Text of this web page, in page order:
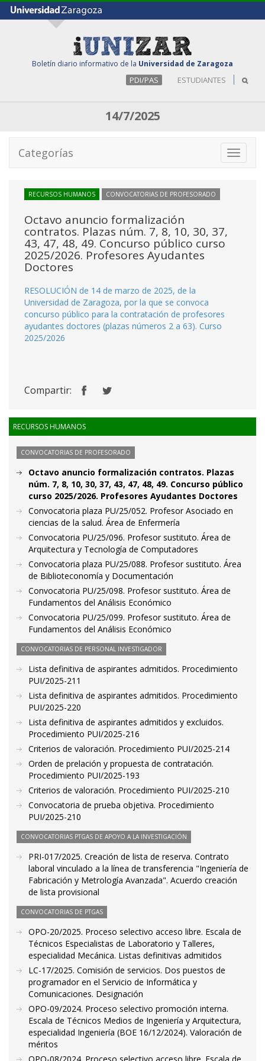
Boletín diario informativo de la Universidad de Zaragoza
PDI/PAS ESTUDIANTES
14/7/2025
Toggle
Categorías
RECURSOS HUMANOS CONVOCATORIAS DE PROFESORADO
Octavo anuncio formalización
contratos. Plazas núm. 7, 8, 10, 30, 37,
43, 47, 48, 49. Concurso público curso
2025/2026. Profesores Ayudantes
Doctores
RESOLUCIÓN de 14 de marzo de 2025, de la
Universidad de Zaragoza, por la que se convoca
concurso público para la contratación de profesores
ayudantes doctores (plazas números 2 a 63). Curso
2025/2026
Compartir:
RECURSOS HUMANOS
CONVOCATORIAS DE PROFESORADO
Octavo anuncio formalización contratos. Plazas
núm. 7, 8, 10, 30, 37, 43, 47, 48, 49. Concurso público
curso 2025/2026. Profesores Ayudantes Doctores
Convocatoria plaza PU/25/052. Profesor Asociado en
ciencias de la salud. Área de Enfermería
Convocatoria PU/25/096. Profesor sustituto. Área de
Arquitectura y Tecnología de Computadores
Convocatoria plaza PU/25/088. Profesor sustituto. Área
de Biblioteconomía y Documentación
Convocatoria PU/25/098. Profesor sustituto. Área de
Fundamentos del Análisis Económico
Convocatoria PU/25/099. Profesor sustituto. Área de
Fundamentos del Análisis Económico
CONVOCATORIAS DE PERSONAL INVESTIGADOR
Lista definitiva de aspirantes admitidos. Procedimiento
PUI/2025-211
Lista definitiva de aspirantes admitidos. Procedimiento
PUI/2025-220
Lista definitiva de aspirantes admitidos y excluidos.
Procedimiento PUI/2025-216
Criterios de valoración. Procedimiento PUI/2025-214
Orden de prelación y propuesta de contratación.
Procedimiento PUI/2025-193
Criterios de valoración. Procedimiento PUI/2025-210
Convocatoria de prueba objetiva. Procedimiento
PUI/2025-210
CONVOCATORIAS PTGAS DE APOYO A LA INVESTIGACIÓN
PRI-017/2025. Creación de lista de reserva. Contrato
laboral vinculado a la línea de transferencia "Ingeniería de
Fabricación y Metrología Avanzada". Acuerdo creación
de lista provisional
CONVOCATORIAS DE PTGAS
OPO-20/2025. Proceso selectivo acceso libre. Escala de
Técnicos Especialistas de Laboratorio y Talleres,
especialidad Mecánica. Listas definitivas admitidos
LC-17/2025. Comisión de servicios. Dos puestos de
programador en el Servicio de Informática y
Comunicaciones. Designación
OPO-09/2024. Proceso selectivo promoción interna.
Escala de Técnicos Medios de Ingeniería y Arquitectura,
especialidad Ingeniería (BOE 16/12/2024). Valoración de
méritos